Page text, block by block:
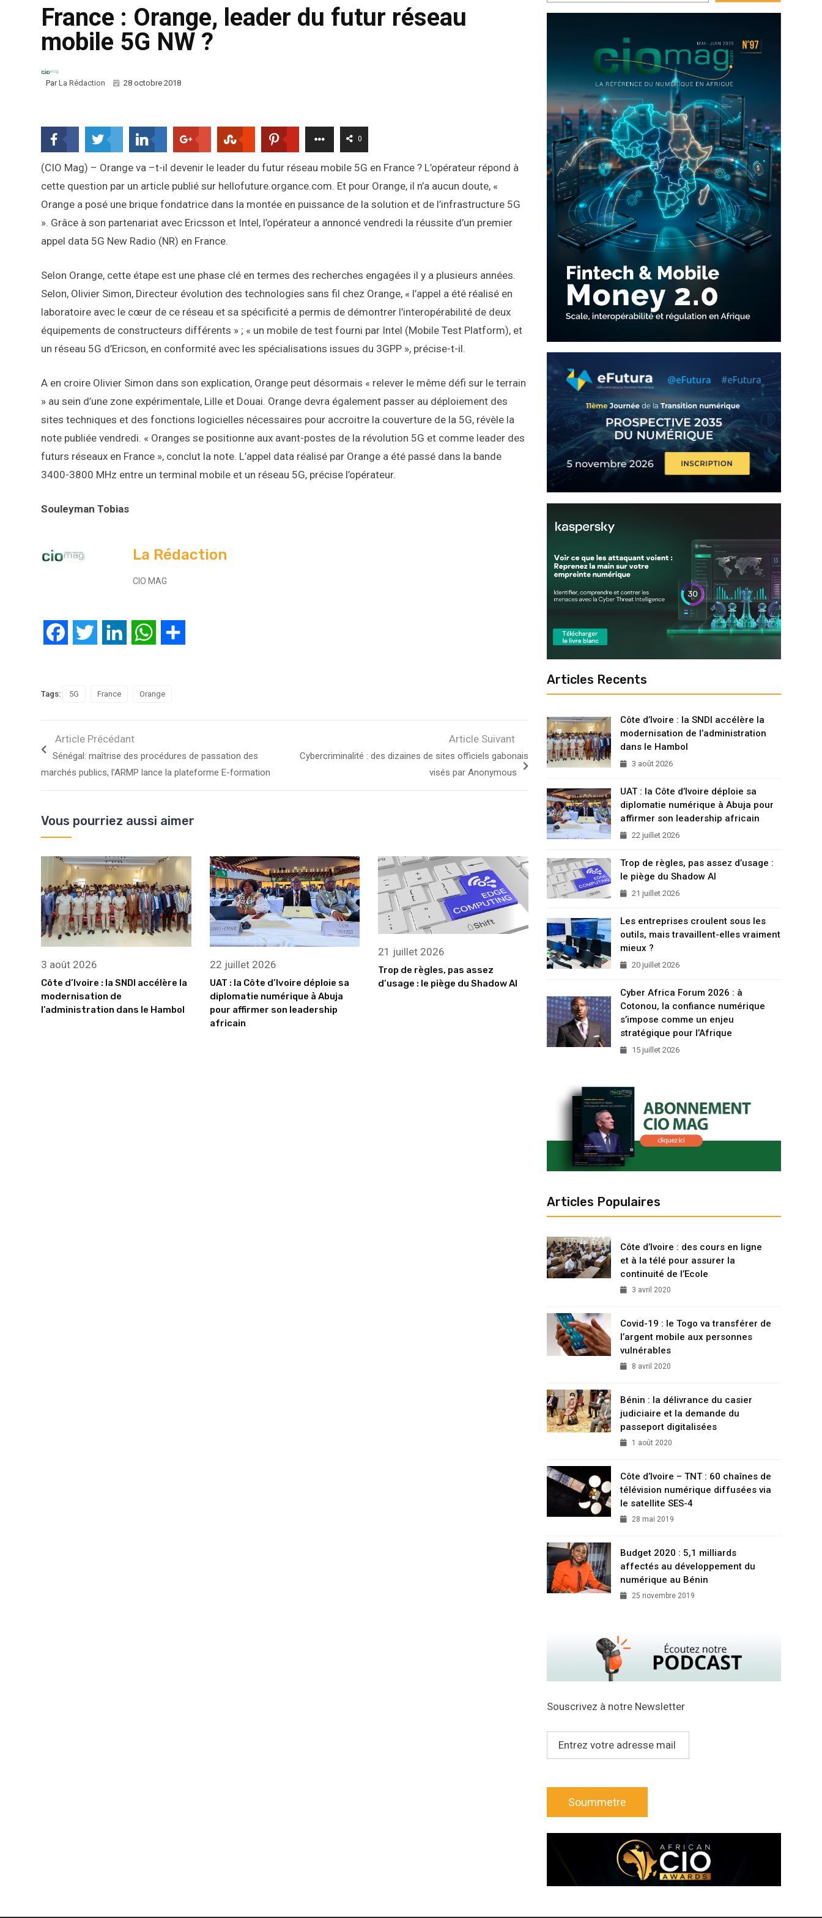
France : Orange, leader du futur réseau
mobile 5G NW ?
ParLa Rédaction 28 octobre 2018
0
(CIO Mag) – Orange va –t-il devenir le leader du futur réseau mobile 5G en France ? L’opérateur répond à
cette question par un article publié sur hellofuture.organce.com. Et pour Orange, il n’a aucun doute, «
Orange a posé une brique fondatrice dans la montée en puissance de la solution et de l’infrastructure 5G
». Grâce à son partenariat avec Ericsson et Intel, l’opérateur a annoncé vendredi la réussite d’un premier
appel data 5G New Radio (NR) en France.
Selon Orange, cette étape est une phase clé en termes des recherches engagées il y a plusieurs années.
Selon, Olivier Simon, Directeur évolution des technologies sans fil chez Orange, « l’appel a été réalisé en
laboratoire avec le cœur de ce réseau et sa spécificité a permis de démontrer l’interopérabilité de deux
équipements de constructeurs différents » ; « un mobile de test fourni par Intel (Mobile Test Platform), et
un réseau 5G d’Ericson, en conformité avec les spécialisations issues du 3GPP », précise-t-il.
A en croire Olivier Simon dans son explication, Orange peut désormais « relever le même défi sur le terrain
» au sein d’une zone expérimentale, Lille et Douai. Orange devra également passer au déploiement des
sites techniques et des fonctions logicielles nécessaires pour accroitre la couverture de la 5G, révèle la
note publiée vendredi. « Oranges se positionne aux avant-postes de la révolution 5G et comme leader des
futurs réseaux en France », conclut la note. L’appel data réalisé par Orange a été passé dans la bande
3400-3800 MHz entre un terminal mobile et un réseau 5G, précise l’opérateur.
Souleyman Tobias
La Rédaction
CIO MAG
FacebookTwitter LinkedIn WhatsApp
Tags: 5G France Orange
Article Précédant
Sénégal: maîtrise des procédures de passation des
marchés publics, l’ARMP lance la plateforme E-formation
Article Suivant
Cybercriminalité : des dizaines de sites officiels gabonais
visés par Anonymous
Vous pourriez aussi aimer
3 août 2026
Côte d’Ivoire : la SNDI accélère la
modernisation de
l’administration dans le Hambol
22 juillet 2026
UAT : la Côte d’Ivoire déploie sa
diplomatie numérique à Abuja
pour affirmer son leadership
africain
21 juillet 2026
Trop de règles, pas assez
d’usage : le piège du Shadow AI
Articles Recents
Côte d’Ivoire : la SNDI accélère la
modernisation de l’administration
dans le Hambol
3 août 2026
UAT : la Côte d’Ivoire déploie sa
diplomatie numérique à Abuja pour
affirmer son leadership africain
22 juillet 2026
Trop de règles, pas assez d’usage :
le piège du Shadow AI
21 juillet 2026
Les entreprises croulent sous les
outils, mais travaillent-elles vraiment
mieux ?
20 juillet 2026
Cyber Africa Forum 2026 : à
Cotonou, la confiance numérique
s’impose comme un enjeu
stratégique pour l’Afrique
15 juillet 2026
Articles Populaires
Côte d’Ivoire : des cours en ligne
et à la télé pour assurer la
continuité de l’Ecole
3 avril 2020
Covid-19 : le Togo va transférer de
l’argent mobile aux personnes
vulnérables
8 avril 2020
Bénin : la délivrance du casier
judiciaire et la demande du
passeport digitalisées
1 août 2020
Côte d’Ivoire – TNT : 60 chaînes de
télévision numérique diffusées via
le satellite SES-4
28 mai 2019
Budget 2020 : 5,1 milliards
affectés au développement du
numérique au Bénin
25 novembre 2019
Souscrivez à notre Newsletter